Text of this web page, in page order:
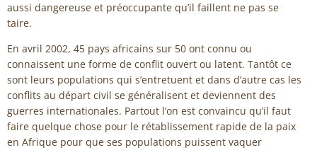
aussi dangereuse et préoccupante qu’il faillent ne pas se
taire.
En avril 2002, 45 pays africains sur 50 ont connu ou
connaissent une forme de conflit ouvert ou latent. Tantôt ce
sont leurs populations qui s’entretuent et dans d’autre cas les
conflits au départ civil se généralisent et deviennent des
guerres internationales. Partout l’on est convaincu qu’il faut
faire quelque chose pour le rétablissement rapide de la paix
en Afrique pour que ses populations puissent vaquer